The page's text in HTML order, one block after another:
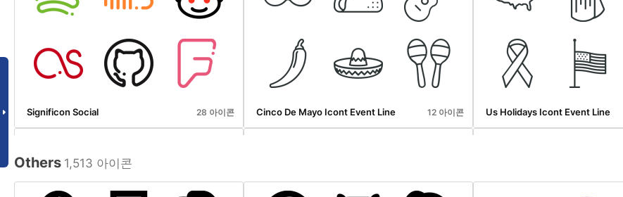
Clothes Accessories Iconez 36 아이콘 Ecommerce Iconez 36 아이콘 Board Card Games Iconez
Significon Social 28 아이콘 Cinco De Mayo Icont Event Line 12 아이콘 Us Holidays Icont Event Line
Others 1,513 아이콘